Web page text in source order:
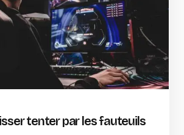
tenter par les fauteuils